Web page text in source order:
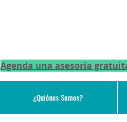
¿Quiénes Somos?
Agenda una asesoría